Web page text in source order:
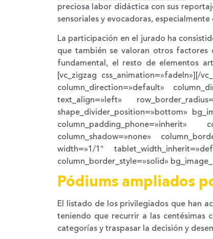
preciosa labor didáctica con sus
sensoriales y evocadoras,
La participación en el jurado ha
que también se valoran otros
fundamental, el resto de elementos
[vc_zigzag css_animation=»fadeIn»][/
column_direction=»default»
text_align=»left»
shape_divider_position=»bottom»
column_padding_phone=»inherit»
column_shadow=»none»
width=»1/1″
column_border_style=»solid»
Pódiums ampliados
El listado de los privilegiados que han
teniendo que recurrir a las centésimas
categorías y traspasar la decisión y